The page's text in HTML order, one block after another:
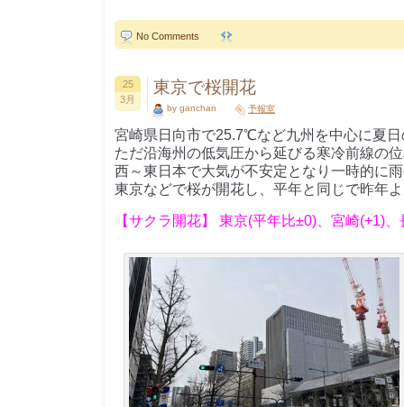
No Comments
25
3月
東京で桜開花
by ganchan 予報室
宮崎県日向市で25.7℃など九州を中心に夏
ただ沿海州の低気圧から延びる寒冷前線の
西～東日本で大気が不安定となり一時的に
東京などで桜が開花し、平年と同じで昨年
【サクラ開花】 東京(平年比±0)、宮崎(+1)